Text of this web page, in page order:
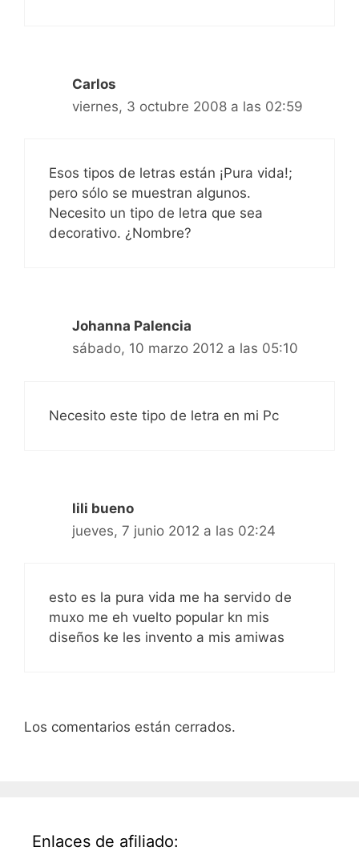
Carlos
viernes, 3 octubre 2008 a las 02:59
Esos tipos de letras están ¡Pura vida!;
pero sólo se muestran algunos.
Necesito un tipo de letra que sea
decorativo. ¿Nombre?
Johanna Palencia
sábado, 10 marzo 2012 a las 05:10
Necesito este tipo de letra en mi Pc
lili bueno
jueves, 7 junio 2012 a las 02:24
esto es la pura vida me ha servido de
muxo me eh vuelto popular kn mis
diseños ke les invento a mis amiwas
Los comentarios están cerrados.
Enlaces de afiliado: